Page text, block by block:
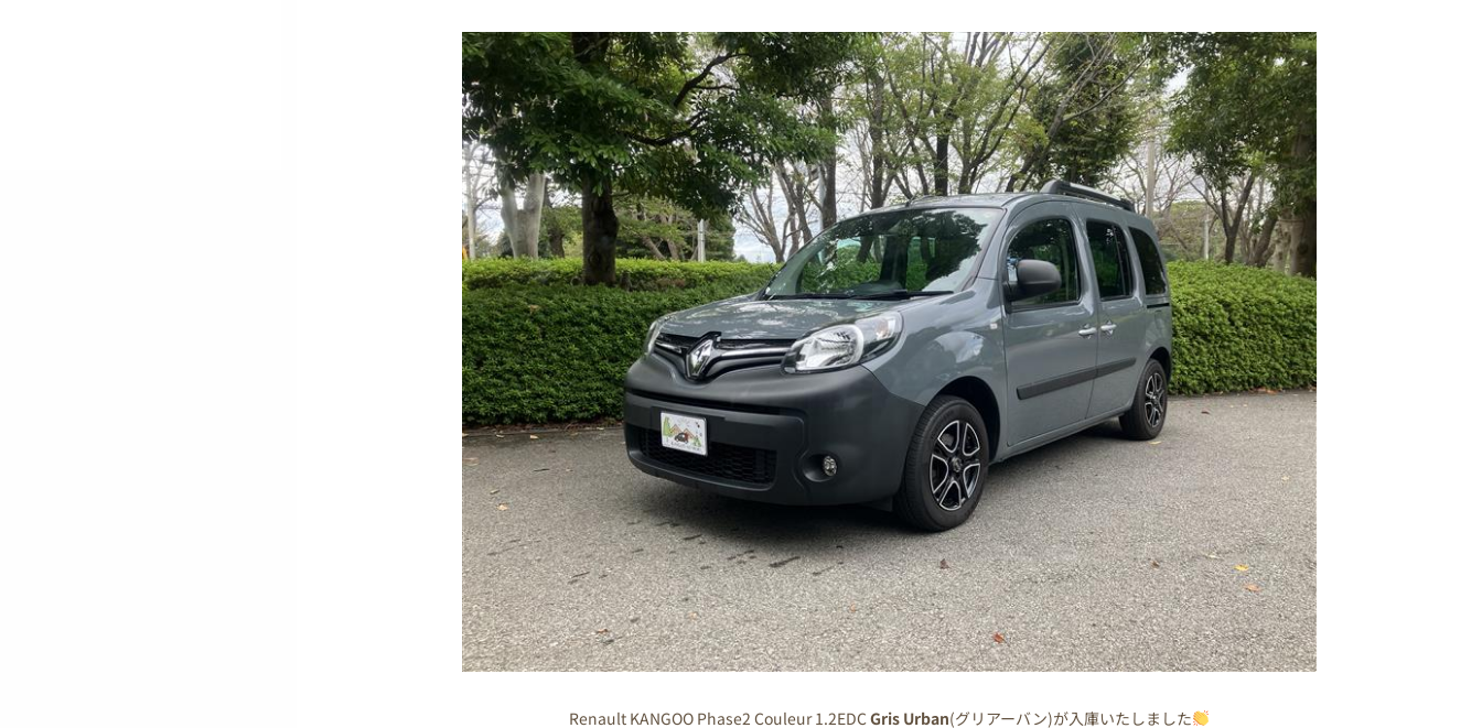
Renault KANGOO Phase2 Couleur 1.2EDCGris Urban(グリアーバン)が入庫いたしました